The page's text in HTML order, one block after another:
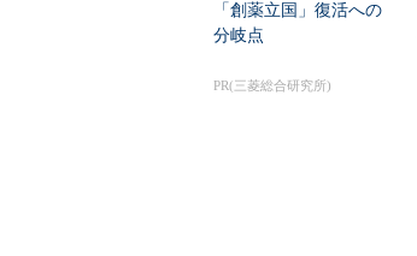
「創薬立国」復活への
分岐点
PR(三菱総合研究所)